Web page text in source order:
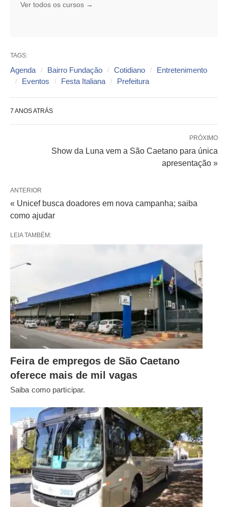
Ver todos os cursos →
TAGS:
Agenda Bairro Fundação Cotidiano
Entretenimento
Eventos
Festa Italiana Prefeitura
7 ANOS ATRÁS
PRÓXIMO
Show da Luna vem a São Caetano para única
apresentação »
ANTERIOR
« Unicef busca doadores em nova campanha; saiba
como ajudar
LEIA TAMBÉM:
Feira de empregos de São Caetano
oferece mais de mil vagas
Saiba como participar.